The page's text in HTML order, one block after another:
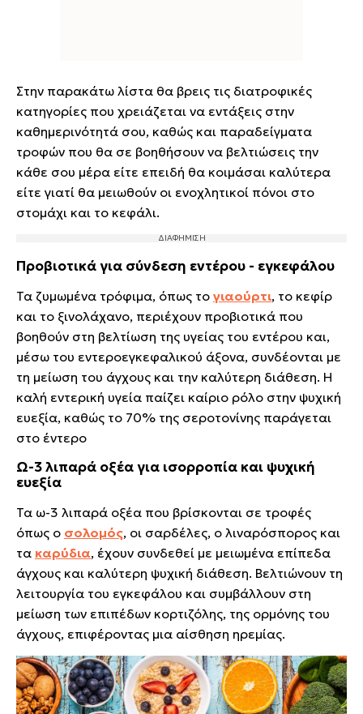
Στην παρακάτω λίστα θα βρεις τις διατροφικές
κατηγορίες που χρειάζεται να εντάξεις στην
καθημερινότητά σου, καθώς και παραδείγματα
τροφών που θα σε βοηθήσουν να βελτιώσεις την
κάθε σου μέρα είτε επειδή θα κοιμάσαι καλύτερα
είτε γιατί θα μειωθούν οι ενοχλητικοί πόνοι στο
στομάχι και το κεφάλι.
Προβιοτικά για σύνδεση εντέρου - εγκεφάλου
Τα ζυμωμένα τρόφιμα, όπως το γιαούρτι, το κεφίρ
και το ξινολάχανο, περιέχουν προβιοτικά που
βοηθούν στη βελτίωση της υγείας του εντέρου και,
μέσω του εντεροεγκεφαλικού άξονα, συνδέονται με
τη μείωση του άγχους και την καλύτερη διάθεση. Η
καλή εντερική υγεία παίζει καίριο ρόλο στην ψυχική
ευεξία, καθώς το 70% της σεροτονίνης παράγεται
στο έντερο
Ω-3 λιπαρά οξέα για ισορροπία και ψυχική
ευεξία
Τα ω-3 λιπαρά οξέα που βρίσκονται σε τροφές
όπως ο σολομός, οι σαρδέλες, ο λιναρόσπορος και
τα καρύδια, έχουν συνδεθεί με μειωμένα επίπεδα
άγχους και καλύτερη ψυχική διάθεση. Βελτιώνουν τη
λειτουργία του εγκεφάλου και συμβάλλουν στη
μείωση των επιπέδων κορτιζόλης, της ορμόνης του
άγχους, επιφέροντας μια αίσθηση ηρεμίας.